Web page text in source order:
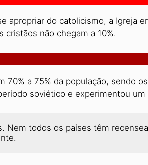
apropriar do catolicismo, a Igreja
cristãos não chegam a 10%.
a 75% da população, sendo
soviético e experimentou
Nem todos os países têm